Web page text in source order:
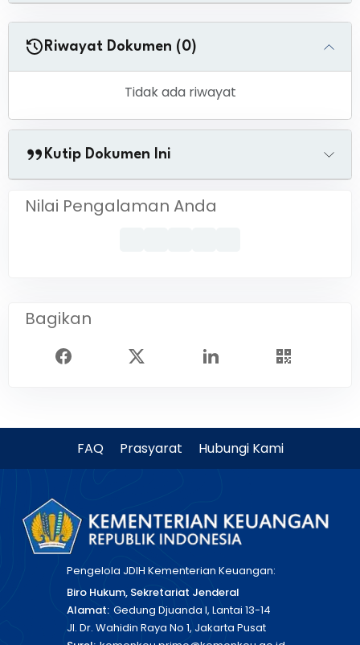
Riwayat Dokumen (0)
Tidak ada riwayat
Kutip Dokumen Ini
Nilai Pengalaman Anda
Bagikan
FAQ Prasyarat Hubungi Kami
Pengelola JDIH Kementerian Keuangan:
Biro Hukum, Sekretariat Jenderal
Alamat: Gedung Djuanda I, Lantai 13-14
Jl. Dr. Wahidin Raya No 1, Jakarta Pusat